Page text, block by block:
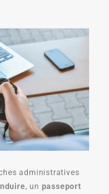
administratives
, un passeport